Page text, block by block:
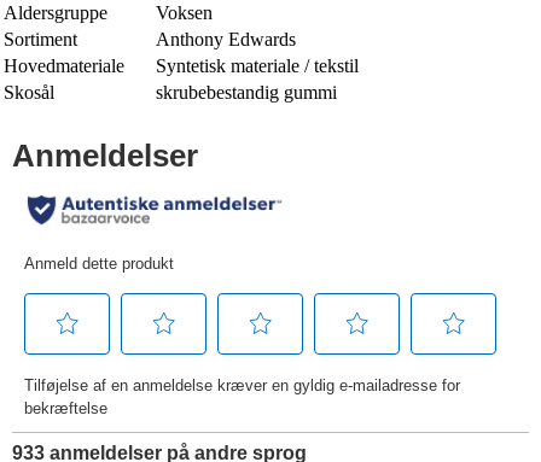
Aldersgruppe
Voksen
Sortiment
Anthony Edwards
Hovedmateriale
Syntetisk materiale / tekstil
Skosål
skrubebestandig gummi